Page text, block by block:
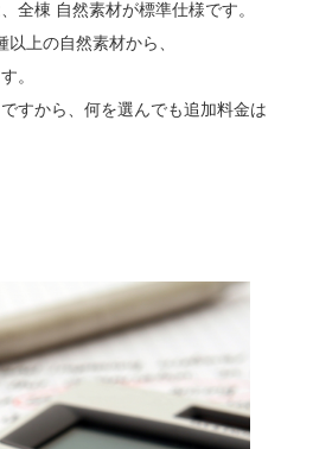
全棟 自然素材が標準仕様です。
以上の自然素材から、
。
すから、何を選んでも追加料金は